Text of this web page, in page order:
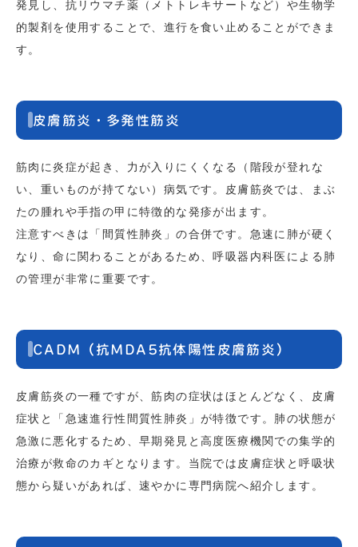
発見し、抗リウマチ薬（メトトレキサートなど）や生物学
的製剤を使用することで、進行を食い止めることができま
す。
皮膚筋炎・多発性筋炎
筋肉に炎症が起き、力が入りにくくなる（階段が登れな
い、重いものが持てない）病気です。皮膚筋炎では、まぶ
たの腫れや手指の甲に特徴的な発疹が出ます。
注意すべきは「間質性肺炎」の合併です。急速に肺が硬く
なり、命に関わることがあるため、呼吸器内科医による肺
の管理が非常に重要です。
CADM（抗MDA5抗体陽性皮膚筋炎）
皮膚筋炎の一種ですが、筋肉の症状はほとんどなく、皮膚
症状と「急速進行性間質性肺炎」が特徴です。肺の状態が
急激に悪化するため、早期発見と高度医療機関での集学的
治療が救命のカギとなります。当院では皮膚症状と呼吸状
態から疑いがあれば、速やかに専門病院へ紹介します。